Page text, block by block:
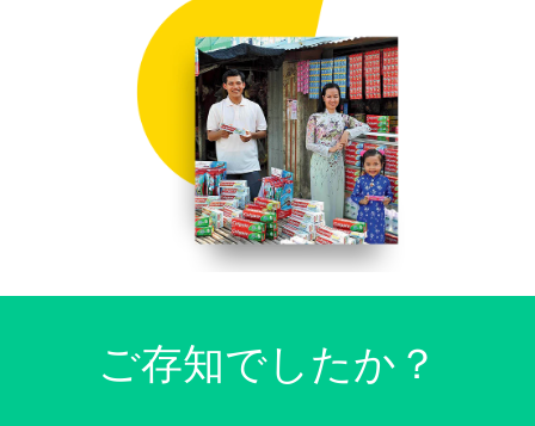
お客様へサービ
スを提供してい
ます。当地域で
は10,000人以上の
が、地域の伝統
を尊重しなが
ら、近代化を推
進しています。
Colgate歯ブラシ工
と環境基準を維
ブラシを生産し
ています。当社
ご存知でしたか？